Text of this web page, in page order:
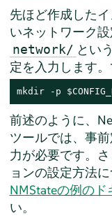
先ほど作成した
いネットワーク
network/ とい
定を入力します
mkdir -p
前述のように、
ツールでは、事
力が必要です。
ョンの設定方法に
NMStateの例のド
い。